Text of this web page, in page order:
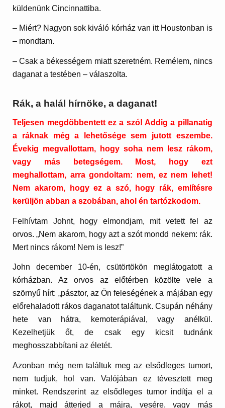
küldenünk Cincinnattiba.
– Miért? Nagyon sok kiváló kórház van itt Houstonban is
– mondtam.
– Csak a békességem miatt szeretném. Remélem, nincs
daganat a testében – válaszolta.
Rák, a halál hírnöke, a daganat!
Teljesen megdöbbentett ez a szó! Addig a pillanatig
a ráknak még a lehetősége sem jutott eszembe.
Évekig megvallottam, hogy soha nem lesz rákom,
vagy más betegségem. Most, hogy ezt
meghallottam, arra gondoltam: nem, ez nem lehet!
Nem akarom, hogy ez a szó, hogy rák, említésre
kerüljön abban a szobában, ahol én tartózkodom.
Felhívtam Johnt, hogy elmondjam, mit vetett fel az
orvos. „Nem akarom, hogy azt a szót mondd nekem: rák.
Mert nincs rákom! Nem is lesz!”
John december 10-én, csütörtökön meglátogatott a
kórházban. Az orvos az előtérben közölte vele a
szörnyű hírt: „pásztor, az Ön feleségének a májában egy
előrehaladott rákos daganatot találtunk. Csupán néhány
hete van hátra, kemoterápiával, vagy anélkül.
Kezelhetjük őt, de csak egy kicsit tudnánk
meghosszabbítani az életét.
Azonban még nem találtuk meg az elsődleges tumort,
nem tudjuk, hol van. Valójában ez tévesztett meg
minket. Rendszerint az elsődleges tumor indítja el a
rákot, majd átterjed a májra, vesére, vagy más